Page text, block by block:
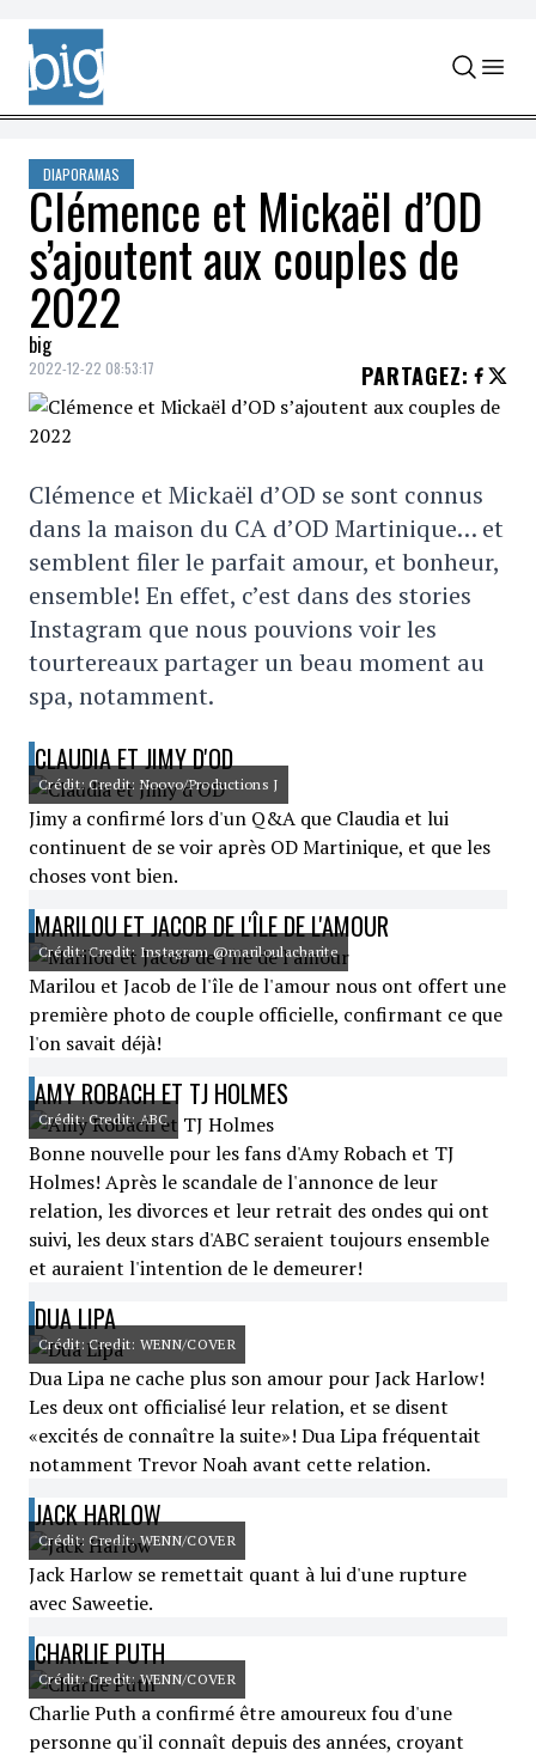
Skip to content
DIAPORAMAS
Clémence et Mickaël d’OD
s’ajoutent aux couples de
2022
big
2022-12-22 08:53:17 PARTAGEZ:
Clémence et Mickaël d’OD se sont connus
dans la maison du CA d’OD Martinique… et
semblent filer le parfait amour, et bonheur,
ensemble! En effet, c’est dans des stories
Instagram que nous pouvions voir les
tourtereaux partager un beau moment au
spa, notamment.
CLAUDIA ET JIMY D'OD
Crédit: Credit: Noovo/Productions J
Jimy a confirmé lors d'un Q&A que Claudia et lui
continuent de se voir après OD Martinique, et que les
choses vont bien.
MARILOU ET JACOB DE L'ÎLE DE L'AMOUR
Crédit: Credit: Instagram @mariloulacharite
Marilou et Jacob de l'île de l'amour nous ont offert une
première photo de couple officielle, confirmant ce que
l'on savait déjà!
AMY ROBACH ET TJ HOLMES
Crédit: Credit: ABC
Bonne nouvelle pour les fans d'Amy Robach et TJ
Holmes! Après le scandale de l'annonce de leur
relation, les divorces et leur retrait des ondes qui ont
suivi, les deux stars d'ABC seraient toujours ensemble
et auraient l'intention de le demeurer!
DUA LIPA
Crédit: Credit: WENN/COVER
Dua Lipa ne cache plus son amour pour Jack Harlow!
Les deux ont officialisé leur relation, et se disent
«excités de connaître la suite»! Dua Lipa fréquentait
notamment Trevor Noah avant cette relation.
JACK HARLOW
Crédit: Credit: WENN/COVER
Jack Harlow se remettait quant à lui d'une rupture
avec Saweetie.
CHARLIE PUTH
Crédit: Credit: WENN/COVER
Charlie Puth a confirmé être amoureux fou d'une
personne qu'il connaît depuis des années, croyant